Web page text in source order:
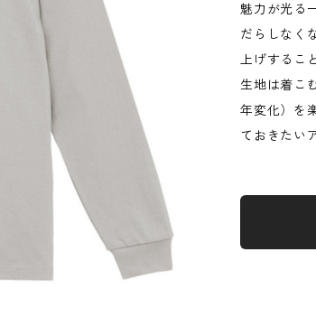
魅力が光る
だらしなく
上げするこ
生地は着こ
年変化）を
ておきたい